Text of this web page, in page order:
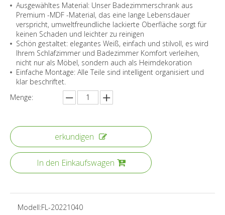
Ausgewähltes Material: Unser Badezimmerschrank aus
Premium -MDF -Material, das eine lange Lebensdauer
verspricht, umweltfreundliche lackierte Oberfläche sorgt für
keinen Schaden und leichter zu reinigen
Schön gestaltet: elegantes Weiß, einfach und stilvoll, es wird
Ihrem Schlafzimmer und Badezimmer Komfort verleihen,
nicht nur als Möbel, sondern auch als Heimdekoration
Einfache Montage: Alle Teile sind intelligent organisiert und
klar beschriftet.
Menge:
erkundigen
In den Einkaufswagen
Modell:FL-20221040